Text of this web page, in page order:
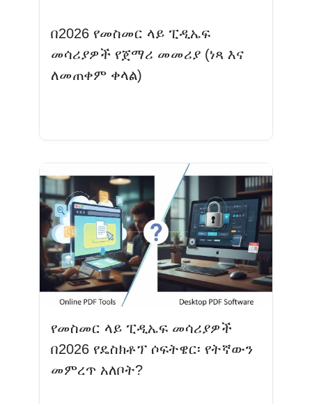
በ2026 የመስመር ላይ ፒዲኤፍ
መሳሪያዎች የጀማሪ መመሪያ (ነጻ እና
ለመጠቀም ቀላል)
የመስመር ላይ ፒዲኤፍ መሳሪያዎች
በ2026 የዴስክቶፕ ሶፍትዌር፡ የትኛውን
መምረጥ አለቦት?